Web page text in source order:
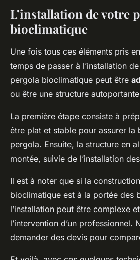
L’installation de votre
bioclimatique
Une fois tous ces éléments pris
temps de passer à l’installation
pergola bioclimatique peut être
ou être une structure
La première étape consiste à
être plat et stable pour assurer la
pergola. Ensuite, la structure en
montée, suivie de l’installation
Il est à noter que si la
bioclimatique est à la portée des
l’installation peut être complexe
l’intervention d’un professionnel.
demander des devis pour